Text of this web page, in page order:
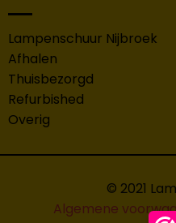
Lampenschuur Nijbroek
Afhalen
Thuisbezorgd
Refurbished
Overig
© 2021
Algemene